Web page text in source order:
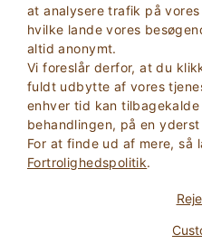
at analysere trafik på
hvilke lande vores
altid anonymt.
Vi foreslår derfor, at du
fuldt udbytte af vores
enhver tid kan
behandlingen, på en
For at finde ud af mere, så
Fortrolighedspolitik.
2Voksne